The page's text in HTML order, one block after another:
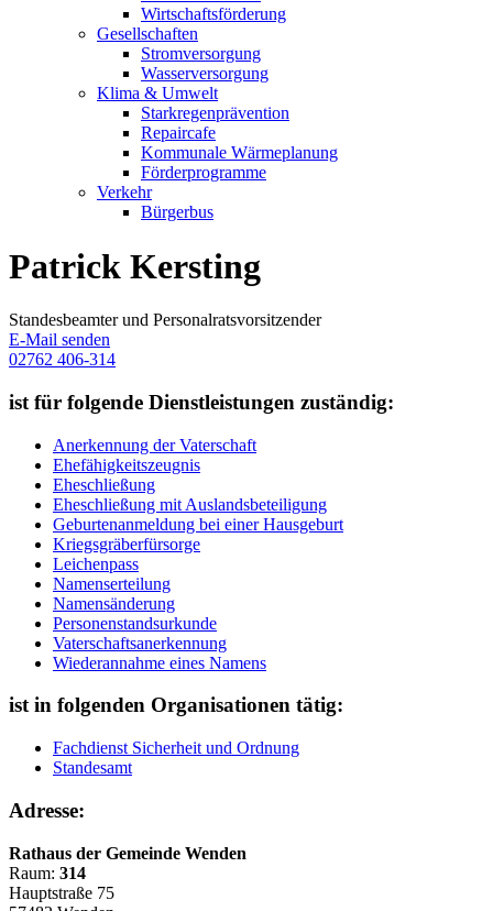
Wirtschaftsförderung
Gesellschaften
Stromversorgung
Wasserversorgung
Klima & Umwelt
Starkregenprävention
Repaircafe
Kommunale Wärmeplanung
Förderprogramme
Verkehr
Bürgerbus
Patrick Kersting
Standesbeamter und Personalratsvorsitzender
E-Mail senden
02762 406-314
ist für folgende Dienstleistungen zuständig:
Anerkennung der Vaterschaft
Ehefähigkeitszeugnis
Eheschließung
Eheschließung mit Auslandsbeteiligung
Geburtenanmeldung bei einer Hausgeburt
Kriegsgräberfürsorge
Leichenpass
Namenserteilung
Namensänderung
Personenstandsurkunde
Vaterschaftsanerkennung
Wiederannahme eines Namens
ist in folgenden Organisationen tätig:
Fachdienst Sicherheit und Ordnung
Standesamt
Adresse:
Rathaus der Gemeinde Wenden
Raum: 314
Hauptstraße 75